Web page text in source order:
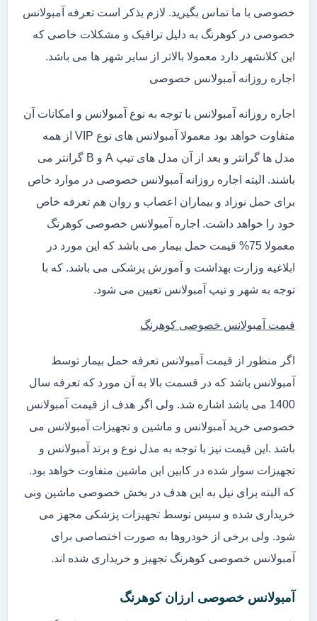
خصوصی با ما تماس بگیرید. لازم بذکر است تعرفه آمبولانس
خصوصی در کوهرنگ به دلیل ترافیک و مشکلات خاصی که
این کلانشهر دارد معمولا بالاتر از سایر شهر ها می باشد.
اجاره روزانه آمبولانس خصوصی
اجاره روزانه آمبولانس با توجه به نوع آمبولانس و امکانات آن
متفاوت خواهد بود معمولا آمبولانس های نوع VIP از همه
مدل ها گرانتر و بعد از آن مدل های تیپ A و B گرانتر می
باشند. البته اجاره روزانه آمبولانس خصوصی در موارد خاص
برای حمل نوزاد و بیماران اعصاب و روان هم تعرفه خاص
خود را خواهد داشت. اجاره آمبولانس خصوصی کوهرنگ
معمولا 75% قیمت حمل بیمار می باشد که این مورد در
ابلاغیه وزارت بهداشت و آموزش پزشکی می باشد. که با
توجه به شهر و تیپ آمبولانس تعیین می شود.
قیمت آمبولانس خصوصی کوهرنگ
اگر منظور از قیمت آمبولانس تعرفه حمل بیمار توسط
آمبولانس باشد که در قسمت بالا به آن مورد که تعرفه سال
1400 می باشد اشاره شد. ولی اگر هدف از قیمت آمبولانس
خصوصی خرید آمبولانس و ماشین و تجهیزات آمبولانس می
باشد .این قیمت نیز با توجه به مدل نوع و برند آمبولانس و
تجهیزات سوار شده در کابین این ماشین متفاوت خواهد بود.
که البته برای نیل به این هدف در بخش خصوصی ماشین ونی
خریداری شده و سپس توسط تجهیزات پزشکی مجهز می
شود. ولی برخی از خودروها به صورت اختصاصی برای
آمبولانس خصوصی کوهرنگ تجهیز و خریداری شده اند.
آمبولانس خصوصی ارزان کوهرنگ